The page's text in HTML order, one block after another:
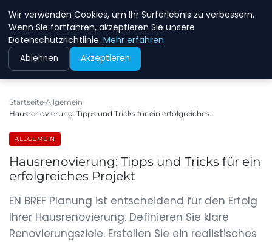
NEW ENERGY JOBS
Startseite Allgemein
Hausrenovierung: Tipps und Tricks für ein erfolgreiches…
ALLGEMEIN
Hausrenovierung: Tipps und Tricks für ein
erfolgreiches Projekt
EN BREF Planung ist entscheidend für den Erfolg
Ihrer Hausrenovierung. Definieren Sie klare
Renovierungsziele. Erstellen Sie ein realistisches
Wir verwenden Cookies, um Ihr Surferlebnis zu verbessern.
Wenn Sie fortfahren, akzeptieren Sie unsere
Datenschutzrichtlinie. Mehr erfahren
Ablehnen Akzeptieren